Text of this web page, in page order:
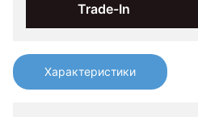
Характеристики
Trade-In